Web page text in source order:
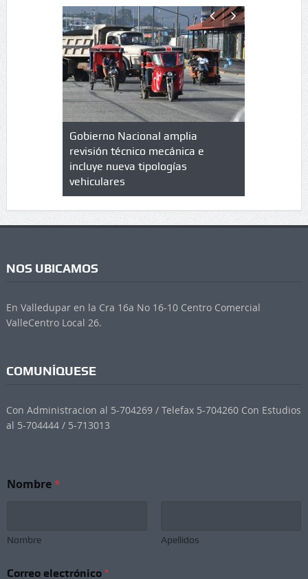
de
en
Gobierno Nacional amplia
revisión técnico mecánica e
incluye nueva tipologías
vehiculares
Qué es
NOS UBICAMOS
En Valledupar en la Cra 16a No 16-10 Centro Comercial
ValleCentro Local 26.
COMUNÍQUESE
Con Administracion al 5-704269 / Telefax 5-704260 Con Estudios
al 5-704444 / 5-713013
o
e
Nombre*
Nombre Apellidos
Correo electrónico *